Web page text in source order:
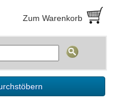
Zum Warenkorb